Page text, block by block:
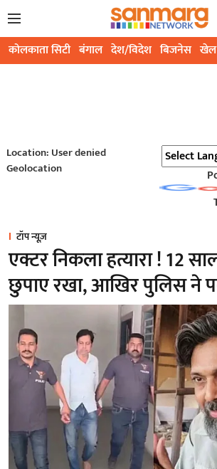
कोलकाता सिटी बंगाल देश/विदेश बिजनेस खेल
Location: User denied
Geolocation
टॉप न्यूज़
एक्टर निकला हत्यारा ! 12
छुपाए रखा, आखिर पुलिस ने